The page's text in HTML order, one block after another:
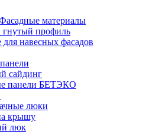
материалы
профиль
навесных фасадов
сайдинг
панели БЕТЭКО
люки
крышу
люк